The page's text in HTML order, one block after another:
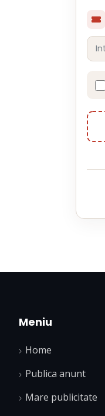
Meniu
Home
Publica anunt
Mare publicitate